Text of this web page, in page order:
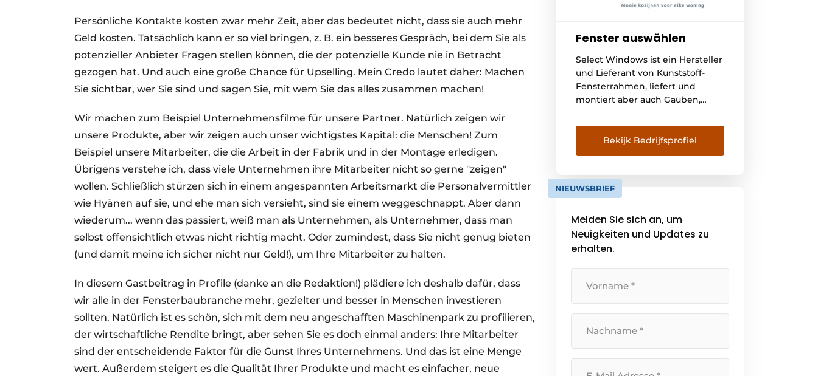
Persönliche Kontakte kosten zwar mehr Zeit, aber das bedeutet nicht, dass sie auch mehr
Geld kosten. Tatsächlich kann er so viel bringen, z. B. ein besseres Gespräch, bei dem Sie als
potenzieller Anbieter Fragen stellen können, die der potenzielle Kunde nie in Betracht
gezogen hat. Und auch eine große Chance für Upselling. Mein Credo lautet daher: Machen
Sie sichtbar, wer Sie sind und sagen Sie, mit wem Sie das alles zusammen machen!
Wir machen zum Beispiel Unternehmensfilme für unsere Partner. Natürlich zeigen wir
unsere Produkte, aber wir zeigen auch unser wichtigstes Kapital: die Menschen! Zum
Beispiel unsere Mitarbeiter, die die Arbeit in der Fabrik und in der Montage erledigen.
Übrigens verstehe ich, dass viele Unternehmen ihre Mitarbeiter nicht so gerne "zeigen"
wollen. Schließlich stürzen sich in einem angespannten Arbeitsmarkt die Personalvermittler
wie Hyänen auf sie, und ehe man sich versieht, sind sie einem weggeschnappt. Aber dann
wiederum... wenn das passiert, weiß man als Unternehmen, als Unternehmer, dass man
selbst offensichtlich etwas nicht richtig macht. Oder zumindest, dass Sie nicht genug bieten
(und damit meine ich sicher nicht nur Geld!), um Ihre Mitarbeiter zu halten.
In diesem Gastbeitrag in Profile (danke an die Redaktion!) plädiere ich deshalb dafür, dass
wir alle in der Fensterbaubranche mehr, gezielter und besser in Menschen investieren
sollten. Natürlich ist es schön, sich mit dem neu angeschafften Maschinenpark zu profilieren,
der wirtschaftliche Rendite bringt, aber sehen Sie es doch einmal anders: Ihre Mitarbeiter
sind der entscheidende Faktor für die Gunst Ihres Unternehmens. Und das ist eine Menge
wert. Außerdem steigert es die Qualität Ihrer Produkte und macht es einfacher, neue
Fenster auswählen
Select Windows ist ein Hersteller
und Lieferant von Kunststoff-
Fensterrahmen, liefert und
montiert aber auch Gauben,
Balkonverglasungen,
Garagentore und Jalousien. Mit
unserer eigenen Fabrik für
einem nationalen Netzwerk von
Partnern bedienen wir den
uns hauptsächlich an private
Hausbesitzer und
Eigentümergemeinschaften.
Bekijk Bedrijfsprofiel
NIEUWSBRIEF
Melden Sie sich an, um
Neuigkeiten und Updates zu
erhalten.